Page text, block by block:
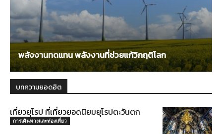
พลังงานทดแทน พลังงานที่ช่วยแก้วิกฤติโลก
บทความยอดฮิต
เที่ยวยุโรป ที่เที่ยวยอดนิยมยุโรปตะวันตก
การเดินทางและท่องเที่ยว